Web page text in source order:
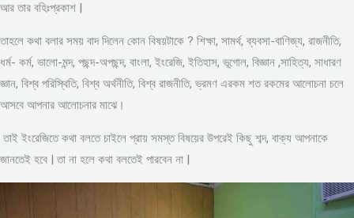
আর তার বহিঃপ্রকাশ |
তাহলে কথা বলার সময় বাদ দিলেন কোন বিষয়টাকে ? শিক্ষা, সামর্থ, ব্যবসা-বাণিজ্য, রাজনীতি,
ধর্ম- কর্ম, ভালো-মন্দ, পছন্দ-অপছন্দ, বাংলা, ইংরেজি, ইতিহাস, ভূগোল, বিজ্ঞান ,সাহিত্য, সাধারণ
জ্ঞান, বিশ্ব পরিস্থিতি, বিশ্ব অর্থনীতি, বিশ্ব রাজনীতি, ভ্রমণ এরকম শত রকমের আলোচনা চলে
আসবে আপনার আলোচনার মাঝে।
তাই ইংরেজিতে কথা বলতে চাইলে প্রায় সমস্ত বিষয়ের উপরেই কিছু শব্দ, বাক্য আপনাকে
জানতেই হবে | তা না হলে কথা বলতেই পারবেন না |